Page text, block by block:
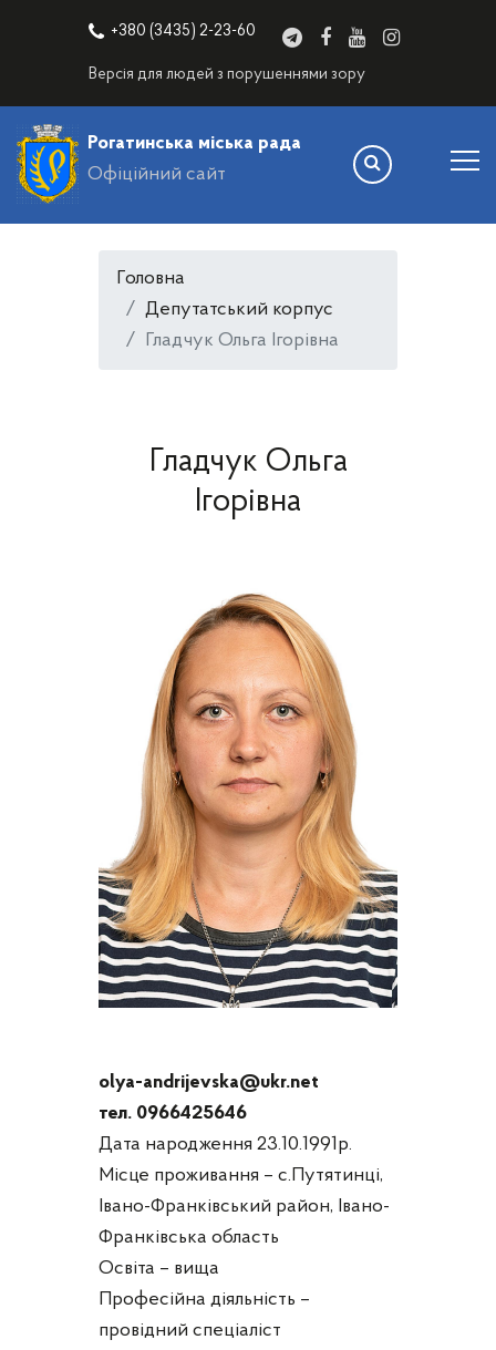
+380 (3435) 2-23-60
Версія для людей з порушеннями зору
Рогатинська міська рада
Офіційний сайт
Головна
Депутатський корпус
Гладчук Ольга Ігорівна
Гладчук Ольга
Ігорівна
olya-andrijevska@ukr.net
тел. 0966425646
Дата народження 23.10.1991р.
Місце проживання – с.Путятинці,
Івано-Франківський район, Івано-
Франківська область
Освіта – вища
Професійна діяльність –
провідний спеціаліст